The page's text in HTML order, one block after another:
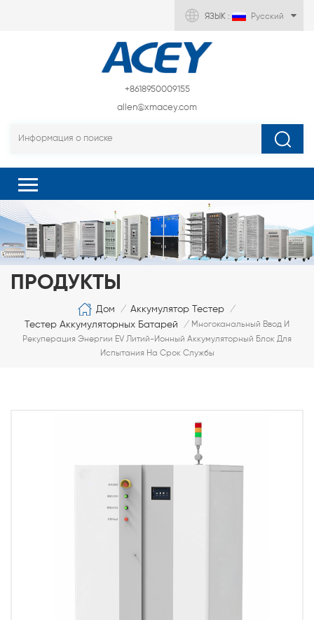
ЯЗЫК : Русский
+8618950009155
allen@xmacey.com
ПРОДУКТЫ
Дом / Аккумулятор Тестер /
Тестер Аккумуляторных Батарей / Многоканальный Ввод И
Рекуперация Энергии EV Литий-Ионный Аккумуляторный Блок Для
Испытания На Срок Службы